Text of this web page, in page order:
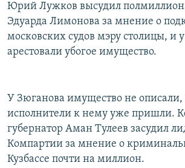
Юрий Лужков высудил
Эдуарда Лимонова за мнение о
московских судов мэру столицы, и
арестовали убогое имущество.
У Зюганова имущество не описали,
исполнители к нему уже пришли.
губернатор Аман Тулеев засудил
Компартии за мнение о
Кузбассе почти на миллион.